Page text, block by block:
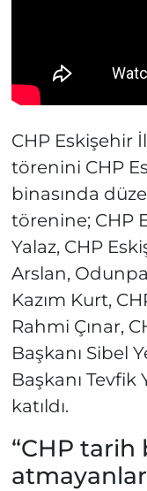
CHP Eskişehir
törenini CHP
binasında
törenine; CHP
Yalaz, CHP
Arslan,
Kazım Kurt,
Rahmi Çınar,
Başkanı Sibel
Başkanı Tevfik
katıldı.
“CHP tarih